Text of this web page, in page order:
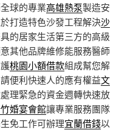
球的專業高雄熱泵製造安
打造特色沙發工程解決沙
的居家生活第三方的高級
其他品牌維修能服務醫師
桃園小額借款組成幫您解
便利快速人的應有權益文
理緊急的資金週轉快速放
婚宴會館讓專業服務團隊
免工作可辦理宜蘭借錢以